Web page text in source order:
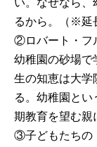
い。なぜなら、
るから。（※延
②ロバート・フ
幼稚園の砂場で
生の知恵は大学
る。幼稚園と
期教育を望む親
③子どもたちの